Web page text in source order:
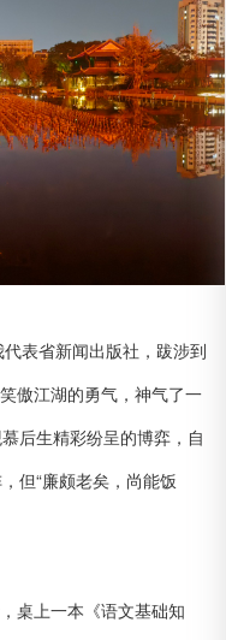
表省新闻出版社，跋涉到
傲江湖的勇气，神气了一
后生精彩纷呈的博弈，自
但“廉颇老矣，尚能饭
桌上一本《语文基础知